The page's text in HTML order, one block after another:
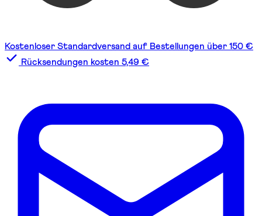
Kostenloser Standardversand auf Bestellungen über 150 €
Rücksendungen kosten 5,49 €